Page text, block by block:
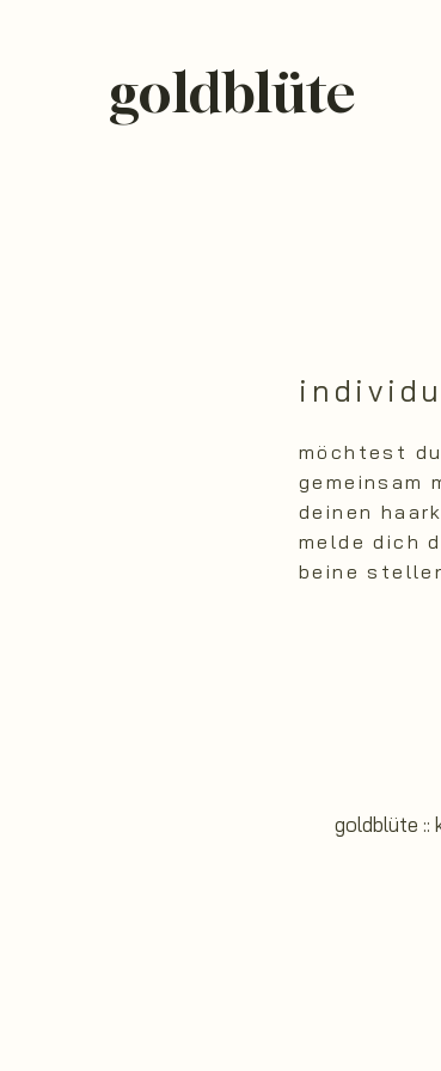
goldblüte
möchtest
gemeinsam
deinen
melde dich
beine
goldblüte ::